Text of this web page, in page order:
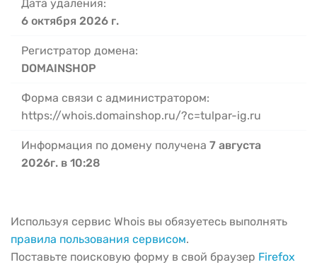
Дата удаления:
6 октября 2026 г.
Регистратор домена:
DOMAINSHOP
Форма связи с администратором:
https://whois.domainshop.ru/?c=tulpar-ig.ru
Информация по домену получена 7 августа
2026г. в 10:28
Используя сервис Whois вы обязуетесь выполнять
правила пользования сервисом.
Поставьте поисковую форму в свой браузер Firefox